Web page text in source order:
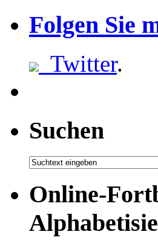
Folgen Sie
Twitter.
Suchen
Online-